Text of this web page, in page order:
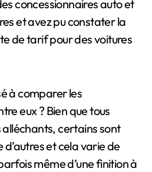
concessionnaires auto et
et avez pu constater la
de tarif pour des voitures
à comparer les
eux ? Bien que tous
certains sont
et cela varie de
même d’une finition à